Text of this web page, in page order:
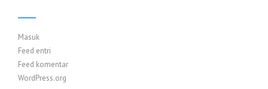
Masuk
Feed entri
Feed komentar
WordPress.org